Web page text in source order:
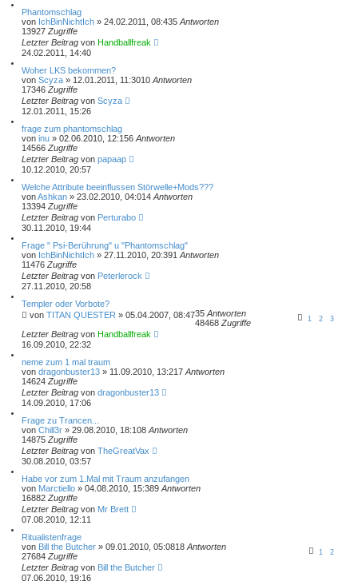
Phantomschlag
von IchBinNichtIch » 24.02.2011, 08:435Antworten
13927Zugriffe
Letzter BeitragvonHandballfreak
24.02.2011, 14:40
Woher LKS bekommen?
vonScyza » 12.01.2011, 11:3010Antworten
17346Zugriffe
Letzter BeitragvonScyza
12.01.2011, 15:26
frage zum phantomschlag
voninu » 02.06.2010, 12:156Antworten
14566Zugriffe
Letzter Beitragvonpapaap
10.12.2010, 20:57
Welche Attribute beeinflussen Störwelle+Mods???
vonAshkan » 23.02.2010, 04:014Antworten
13394Zugriffe
Letzter Beitragvon Perturabo
30.11.2010, 19:44
Frage " Psi-Berührung" u "Phantomschlag"
von IchBinNichtIch » 27.11.2010, 20:391Antworten
11476Zugriffe
Letzter Beitragvon Peterlerock
27.11.2010, 20:58
Templer oder Vorbote?
vonTITAN QUESTER » 05.04.2007, 08:47 1 2 3
35Antworten
48468Zugriffe
Letzter BeitragvonHandballfreak
16.09.2010, 22:32
neme zum 1 mal traum
vondragonbuster13 » 11.09.2010, 13:217Antworten
14624Zugriffe
Letzter Beitragvondragonbuster13
14.09.2010, 17:06
Frage zu Trancen...
vonChill3r » 29.08.2010, 18:108Antworten
14875Zugriffe
Letzter BeitragvonTheGreatVax
30.08.2010, 03:57
Habe vor zum 1.Mal mit Traum anzufangen
von Marctiello » 04.08.2010, 15:389Antworten
16882Zugriffe
Letzter Beitragvon Mr Brett
07.08.2010, 12:11
Ritualistenfrage
von Bill the Butcher » 09.01.2010, 05:08
1 2
18Antworten
27684Zugriffe
Letzter Beitragvon Bill the Butcher
07.06.2010, 19:16